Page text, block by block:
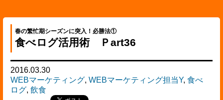
春の繁忙期シーズンに突入！必勝法①
食べログ活用術 Ｐart36
2016.03.30
WEBマーケティング, WEBマーケティング担当Y, 食べ
ログ, 飲食